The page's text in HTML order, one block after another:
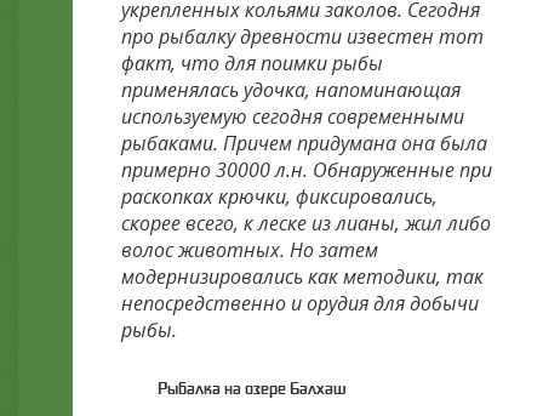
укрепленных кольями заколов. Сегодня
про рыбалку древности известен тот
факт, что для поимки рыбы
применялась удочка, напоминающая
используемую сегодня современными
рыбаками. Причем придумана она была
примерно 30000 л.н. Обнаруженные при
раскопках крючки, фиксировались,
скорее всего, к леске из лианы, жил либо
волос животных. Но затем
модернизировались как методики, так
непосредственно и орудия для добычи
рыбы.
Рыбалка на озере Балхаш